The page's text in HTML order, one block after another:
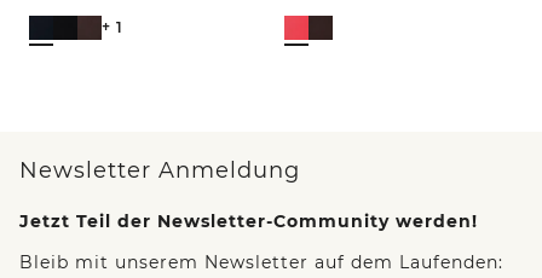
+ 1
Newsletter Anmeldung
Jetzt Teil der Newsletter-Community werden!
Bleib mit unserem Newsletter auf dem Laufenden: